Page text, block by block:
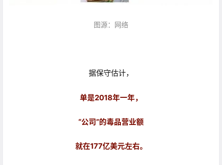
图源：网络
据保守估计，
单是2018年一年，
“公司”的毒品营业额
就在177亿美元左右。